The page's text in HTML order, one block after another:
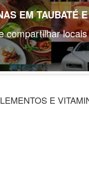
EM TAUBATÉ
compartilhar
E